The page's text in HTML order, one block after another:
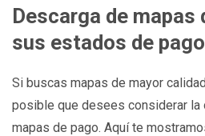
Descarga de mapas
sus estados de pago
Si buscas mapas de mayor
posible que desees considerar la
mapas de pago. Aquí te